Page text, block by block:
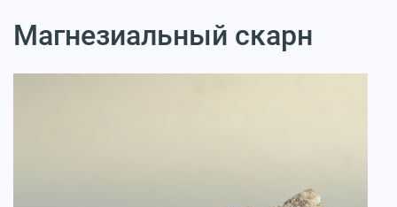
Магнезиальный скарн